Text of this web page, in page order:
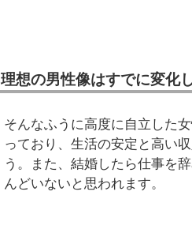
理想の男性像はすでに変化
そんなふうに高度に自立した
っており、生活の安定と高い
う。また、結婚したら仕事を
んどいないと思われます。